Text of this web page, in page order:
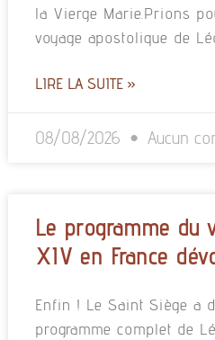
la Vierge Marie.Prions
voyage apostolique de
LIRE LA SUITE »
08/08/2026 Aucun
Le programme du
XIV en France
Enfin ! Le Saint Siège a
programme complet de